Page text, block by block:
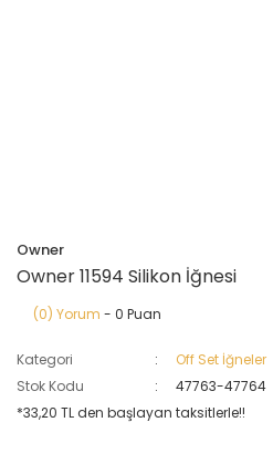
Owner
Owner 11594 Silikon İğnesi
(0) Yorum - 0 Puan
Kategori
Off Set İğneler
Stok Kodu
47763-47764
*33,20 TL den başlayan taksitlerle!!